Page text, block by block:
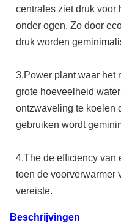
centrales ziet druk voor
onder ogen. Zo door
druk worden
3.Power plant waar het
grote hoeveelheid
ontzwaveling te koelen
gebruiken wordt
4.The de efficiency van
toen de voorverwarmer
vereiste.
Beschrijvingen